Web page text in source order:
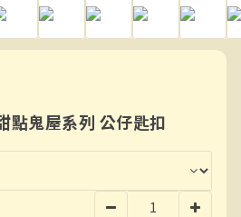
點鬼屋系列 公仔匙扣